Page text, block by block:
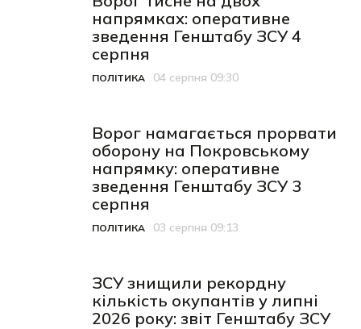
напрямках: оперативне
зведення Генштабу ЗСУ 4
серпня
Категорія
ПОЛІТИКА
Дата публікації
04 серпня 09:30
Ворог намагається прорвати
оборону на Покровському
напрямку: оперативне
зведення Генштабу ЗСУ 3
серпня
Категорія
ПОЛІТИКА
Дата публікації
03 серпня 09:13
ЗСУ знищили рекордну
кількість окупантів у липні
2026 року: звіт Генштабу ЗСУ